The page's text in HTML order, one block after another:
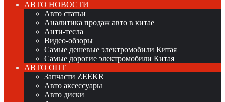
АВТО НОВОСТИ
Авто статьи
Аналитика продаж авто в китае
Анти-тесла
Видео-обзоры
Самые дешевые электромобили Китая
Самые дорогие электромобили Китая
АВТО ОПТ
Запчасти ZEEKR
Авто аксессуары
Авто диски